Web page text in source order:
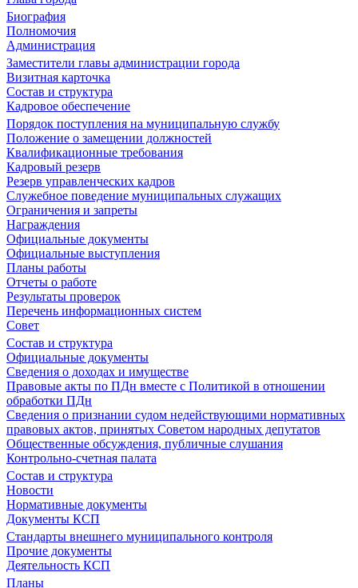
Биография
Полномочия
Администрация
Заместители главы администрации города
Визитная карточка
Состав и структура
Кадровое обеспечение
Порядок поступления на муниципальную службу
Положение о замещении должностей
Квалификационные требования
Кадровый резерв
Резерв управленческих кадров
Служебное поведение муниципальных служащих
Ограничения и запреты
Награждения
Официальные документы
Официальные выступления
Планы работы
Отчеты о работе
Результаты проверок
Перечень информационных систем
Совет
Состав и структура
Официальные документы
Сведения о доходах и имуществе
Правовые акты по ПДн вместе с Политикой в отношении
обработки ПДн
Сведения о признании судом недействующими нормативных
правовых актов, принятых Советом народных депутатов
Общественные обсуждения, публичные слушания
Контрольно-счетная палата
Состав и структура
Новости
Нормативные документы
Документы КСП
Стандарты внешнего муниципального контроля
Прочие документы
Деятельность КСП
Планы